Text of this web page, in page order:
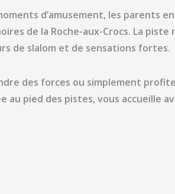
d’amusement, les parents
de la Roche-aux-Crocs. La
de slalom et de sensations fortes.
des forces ou simplement
au pied des pistes, vous accueille